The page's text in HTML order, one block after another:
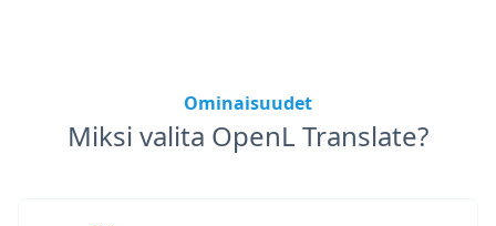
Ominaisuudet
Miksi valita OpenL Translate?